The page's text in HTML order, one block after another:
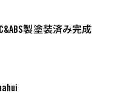
製塗装済み完成